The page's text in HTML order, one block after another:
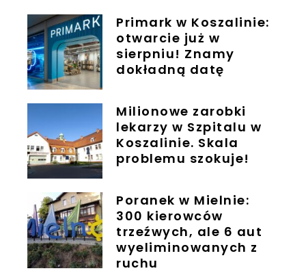
Primark w Koszalinie:
otwarcie już w
sierpniu! Znamy
dokładną datę
Milionowe zarobki
lekarzy w Szpitalu w
Koszalinie. Skala
problemu szokuje!
Poranek w Mielnie:
300 kierowców
trzeźwych, ale 6 aut
wyeliminowanych z
ruchu